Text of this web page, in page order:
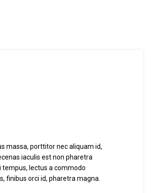
massa, porttitor nec aliquam id,
iaculis est non pharetra
tempus, lectus a commodo
finibus orci id, pharetra magna.